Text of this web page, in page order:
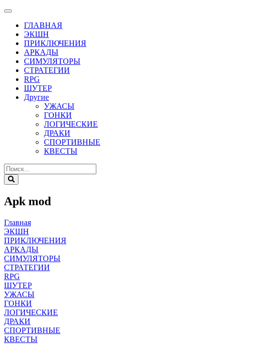
ГЛАВНАЯ
ЭКШН
ПРИКЛЮЧЕНИЯ
АРКАДЫ
СИМУЛЯТОРЫ
СТРАТЕГИИ
RPG
ШУТЕР
Другие
УЖАСЫ
ГОНКИ
ЛОГИЧЕСКИЕ
ДРАКИ
СПОРТИВНЫЕ
КВЕСТЫ
Apk mod
Главная
ЭКШН
ПРИКЛЮЧЕНИЯ
АРКАДЫ
СИМУЛЯТОРЫ
СТРАТЕГИИ
RPG
ШУТЕР
УЖАСЫ
ГОНКИ
ЛОГИЧЕСКИЕ
ДРАКИ
СПОРТИВНЫЕ
КВЕСТЫ